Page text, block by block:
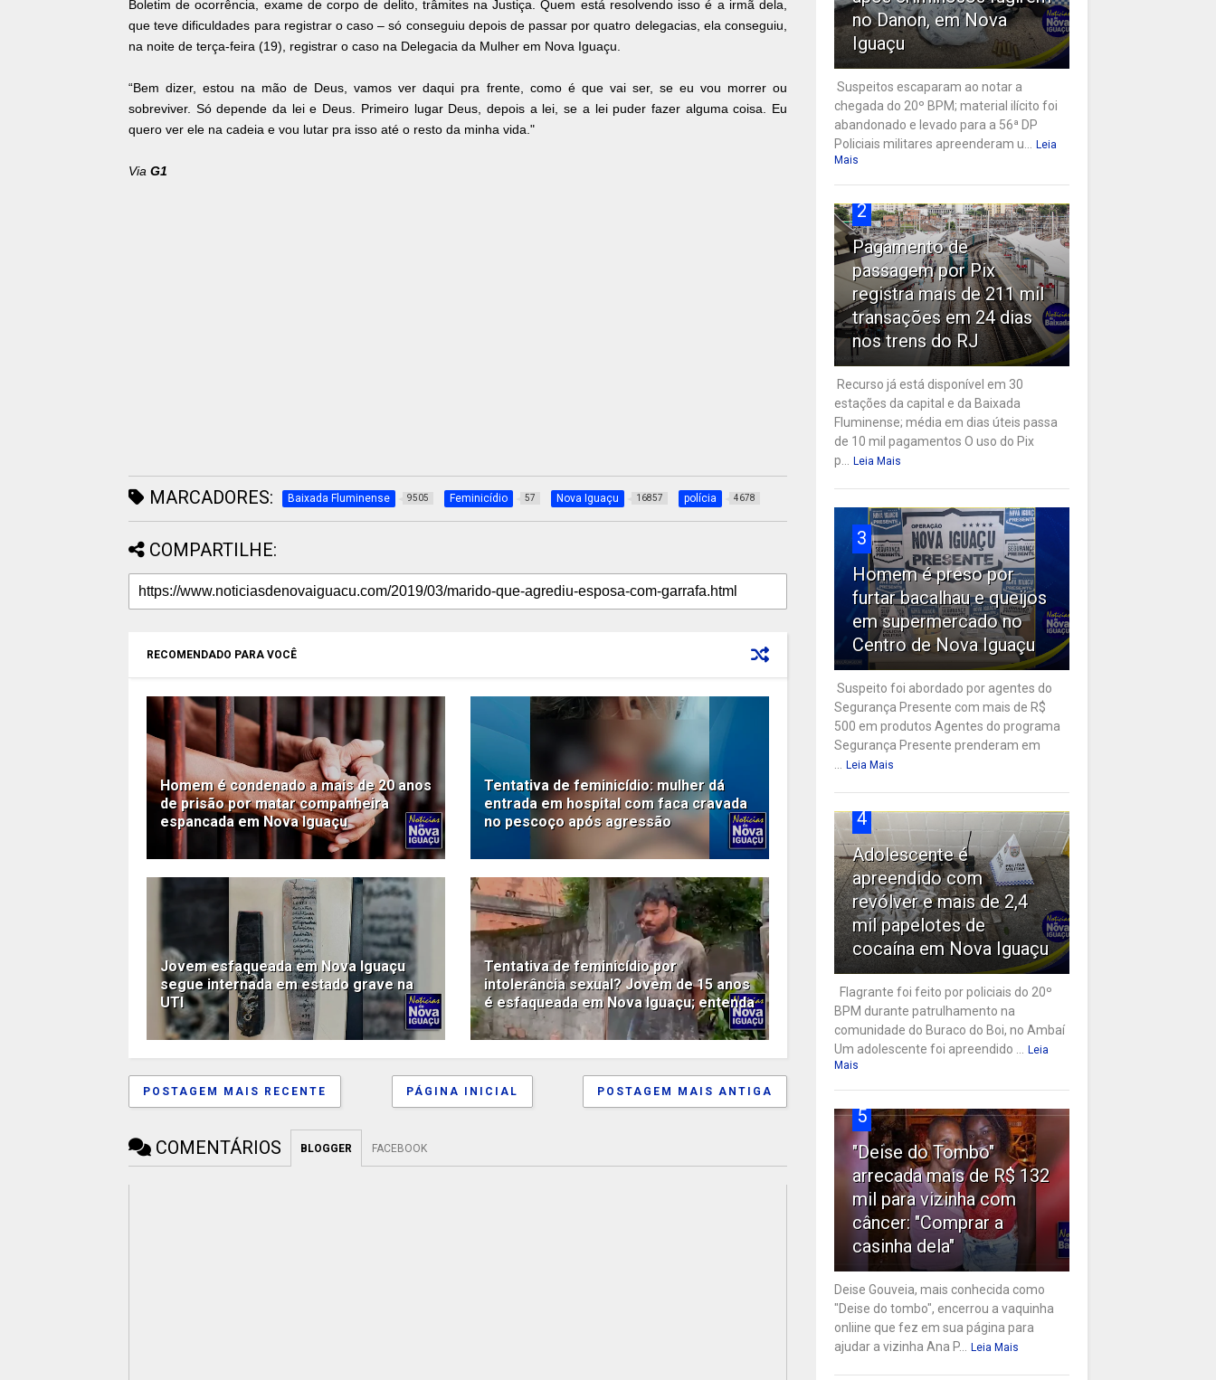
Boletim de ocorrência, exame de corpo de delito, trâmites na Justiça. Quem está resolvendo isso é a irmã dela,
que teve dificuldades para registrar o caso – só conseguiu depois de passar por quatro delegacias, ela conseguiu,
na noite de terça-feira (19), registrar o caso na Delegacia da Mulher em Nova Iguaçu.
“Bem dizer, estou na mão de Deus, vamos ver daqui pra frente, como é que vai ser, se eu vou morrer ou
sobreviver. Só depende da lei e Deus. Primeiro lugar Deus, depois a lei, se a lei puder fazer alguma coisa. Eu
quero ver ele na cadeia e vou lutar pra isso até o resto da minha vida."
Via G1
MARCADORES: Baixada Fluminense 9505 Feminicídio 57 Nova Iguaçu 16857 polícia 4678
COMPARTILHE:
RECOMENDADO PARA VOCÊ
Homem é condenado a mais de 20 anos
de prisão por matar companheira
espancada em Nova Iguaçu
Tentativa de feminicídio: mulher dá
entrada em hospital com faca cravada
no pescoço após agressão
Jovem esfaqueada em Nova Iguaçu
segue internada em estado grave na
UTI
Tentativa de feminicídio por
intolerância sexual? Jovem de 15 anos
é esfaqueada em Nova Iguaçu; entenda
POSTAGEM MAIS RECENTE POSTAGEM MAIS ANTIGA
PÁGINA INICIAL
COMENTÁRIOS BLOGGER FACEBOOK
no Danon, em Nova
Iguaçu
Suspeitos escaparam ao notar a
chegada do 20º BPM; material ilícito foi
abandonado e levado para a 56ª DP
Policiais militares apreenderam u...
Leia
Mais
2
Pagamento de
passagem por Pix
registra mais de 211 mil
transações em 24 dias
nos trens do RJ
Recurso já está disponível em 30
estações da capital e da Baixada
Fluminense; média em dias úteis passa
de 10 mil pagamentos O uso do Pix
p...
Leia Mais
3
Homem é preso por
furtar bacalhau e queijos
em supermercado no
Centro de Nova Iguaçu
Suspeito foi abordado por agentes do
Segurança Presente com mais de R$
500 em produtos Agentes do programa
Segurança Presente prenderam em
Leia Mais
4
Adolescente é
apreendido com
revólver e mais de 2,4
mil papelotes de
cocaína em Nova Iguaçu
Flagrante foi feito por policiais do 20º
BPM durante patrulhamento na
comunidade do Buraco do Boi, no Ambaí
Um adolescente foi apreendido ...
Leia
Mais
5
"Deise do Tombo"
arrecada mais de R$ 132
mil para vizinha com
câncer: "Comprar a
casinha dela"
Deise Gouveia, mais conhecida como
"Deise do tombo", encerrou a vaquinha
onliine que fez em sua página para
ajudar a vizinha Ana P...
Leia Mais